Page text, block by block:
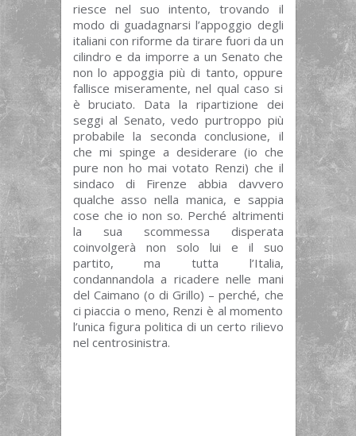
riesce nel suo intento, trovando il
modo di guadagnarsi l’appoggio degli
italiani con riforme da tirare fuori da un
cilindro e da imporre a un Senato che
non lo appoggia più di tanto, oppure
fallisce miseramente, nel qual caso si
è bruciato. Data la ripartizione dei
seggi al Senato, vedo purtroppo più
probabile la seconda conclusione, il
che mi spinge a desiderare (io che
pure non ho mai votato Renzi) che il
sindaco di Firenze abbia davvero
qualche asso nella manica, e sappia
cose che io non so. Perché altrimenti
la sua scommessa disperata
coinvolgerà non solo lui e il suo
partito, ma tutta l’Italia,
condannandola a ricadere nelle mani
del Caimano (o di Grillo) – perché, che
ci piaccia o meno, Renzi è al momento
l’unica figura politica di un certo rilievo
nel centrosinistra.